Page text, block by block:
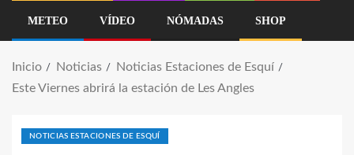
METEO VÍDEO NÓMADAS SHOP
Inicio Noticias
Noticias Estaciones de Esquí
Este Viernes abrirá la estación de Les Angles
NOTICIAS ESTACIONES DE ESQUÍ